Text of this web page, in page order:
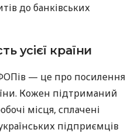
до банківських
усієї країни
— це про посилення
Кожен підтриманий
місця, сплачені
підприємців